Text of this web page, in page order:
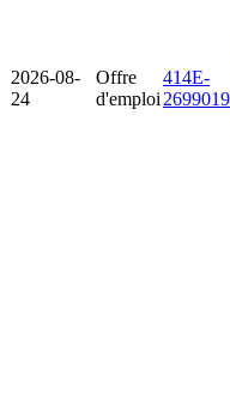
2026-08-
24
Offre
d'emploi
414E-